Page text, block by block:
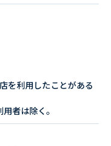
を利用したことがある
者は除く。